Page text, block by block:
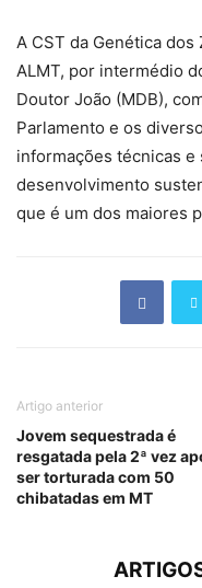
A CST da Genética
ALMT, por intermédio
Doutor João (MDB),
Parlamento e os
informações técnicas
desenvolvimento
que é um dos maiores
Artigo anterior
Jovem sequestrada é
resgatada pela 2ª vez
ser torturada com 50
chibatadas em MT